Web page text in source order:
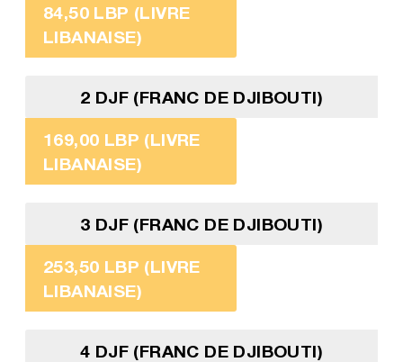
84,50 LBP (LIVRE
LIBANAISE)
2 DJF (FRANC DE DJIBOUTI)
169,00 LBP (LIVRE
LIBANAISE)
3 DJF (FRANC DE DJIBOUTI)
253,50 LBP (LIVRE
LIBANAISE)
4 DJF (FRANC DE DJIBOUTI)